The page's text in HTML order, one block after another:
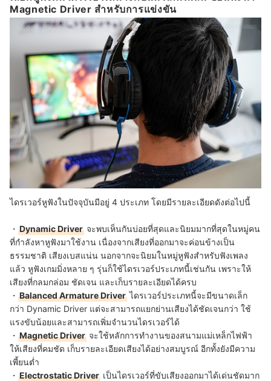
Magnetic Driver สำหรับการแข่งขัน
ไดรเวอร์หูฟังในปัจจุบันมีอยู่ 4 ประเภท โดยมีรายละเอียดดังต่อไปนี้
・ Dynamic Driver จะพบเห็นกันบ่อยที่สุดและนิยมมากที่สุดในหมู่คน
ที่กำลังหาหูฟังมาใช้งาน เนื่องจากเสียงที่ออกมาจะค่อนข้างเป็น
ธรรมชาติ เสียงเบสแน่น นอกจากจะนิยมในหมู่หูฟังสำหรับฟังเพลง
แล้ว หูฟังเกมมิ่งหลาย ๆ รุ่นก็ใช้ไดรเวอร์ประเภทนี้เช่นกัน เพราะให้
เสียงที่กลมกล่อม ชัดเจน และเก็บรายละเอียดได้ครบ
・ Balanced Armature Driver ไดรเวอร์ประเภทนี้จะมีขนาดเล็ก
กว่า Dynamic Driver แต่จะสามารถแยกย่านเสียงได้ชัดเจนกว่า ใช้
แรงขับน้อยและสามารถเพิ่มจำนวนไดรเวอร์ได้
・ Magnetic Driver จะใช้หลักการทำงานของสนามแม่เหล็กไฟฟ้า
ให้เสียงที่คมชัด เก็บรายละเอียดเสียงได้อย่างสมบูรณ์ อีกทั้งยังมีความ
เพี้ยนต่ำ
・ Electrostatic Driver เป็นไดรเวอร์ที่ขับเสียงออกมาได้เด่นชัดมาก